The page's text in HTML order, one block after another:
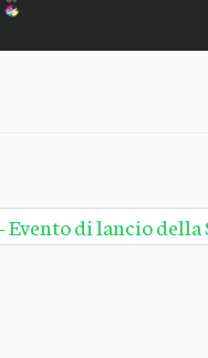
Evento di lancio della